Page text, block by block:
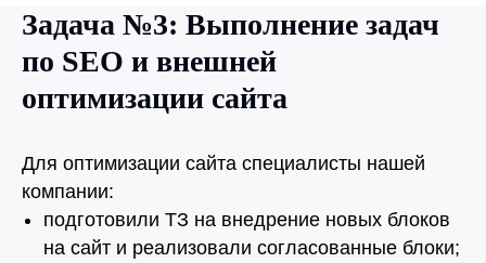
Задача №3: Выполнение задач
по SEO и внешней
оптимизации сайта
Для оптимизации сайта специалисты нашей
компании:
подготовили ТЗ на внедрение новых блоков
на сайт и реализовали согласованные блоки;